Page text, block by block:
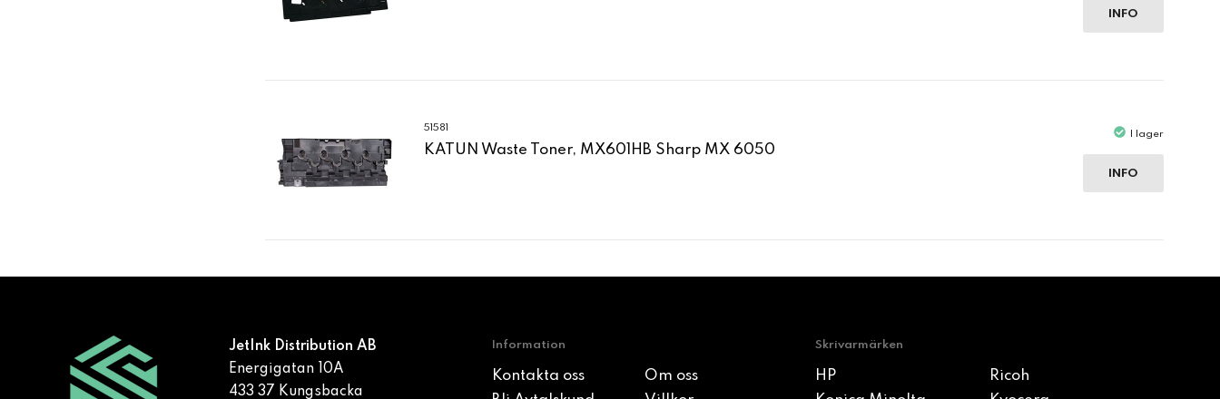
INFO
51581
KATUN Waste Toner, MX601HB Sharp MX 6050
I lager
INFO
JetInk Distribution AB
Energigatan 10A
433 37 Kungsbacka
Information
Kontakta oss
Om oss
Skrivarmärken
HP
Ricoh